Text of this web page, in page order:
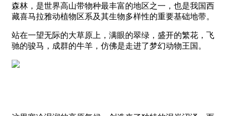
森林，是世界高山带物种最丰富的地区之一，也是我国西
藏喜马拉雅动植物区系及其生物多样性的重要基础地带。
站在一望无际的大草原上，满眼的翠绿，盛开的繁花，飞
驰的骏马，成群的牛羊，仿佛是走进了梦幻动物王国。